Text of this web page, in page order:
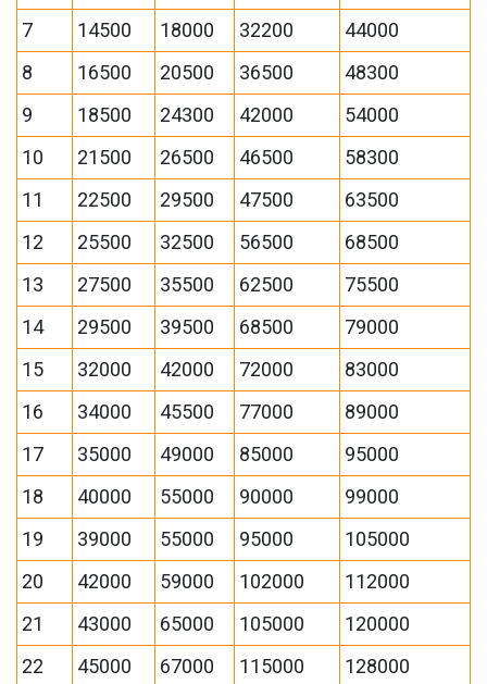
7
14500 18000 32200
44000
8
16500 20500 36500
48300
9
18500 24300 42000
54000
10
21500 26500 46500
58300
11
22500 29500 47500
63500
12
25500 32500 56500
68500
13
27500 35500 62500
75500
14
29500 39500 68500
79000
15
32000 42000 72000
83000
16
34000 45500 77000
89000
17
35000 49000 85000
95000
18
40000 55000 90000
99000
19
39000 55000 95000
105000
20
42000 59000 102000
112000
21
43000 65000 105000
120000
22
45000 67000 115000
128000